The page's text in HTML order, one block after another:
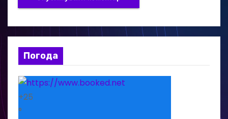
Погода
+25
°